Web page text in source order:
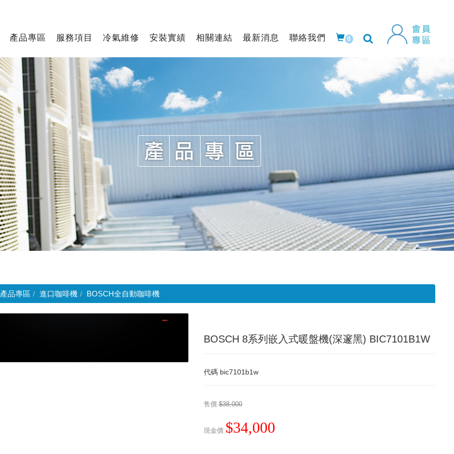
產品專區 服務項目 冷氣維修 安裝實績 相關連結 最新消息 聯絡我們 0
產品專區 進口咖啡機 BOSCH全自動咖啡機
BOSCH 8系列嵌入式暖盤機(深邃黑) BIC7101B1W
代碼 bic7101b1w
售價 $38,000
現金價 $34,000